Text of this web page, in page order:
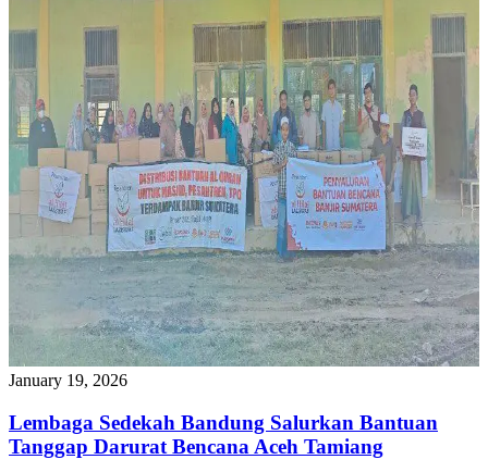
January 19, 2026
Lembaga Sedekah Bandung Salurkan Bantuan
Tanggap Darurat Bencana Aceh Tamiang